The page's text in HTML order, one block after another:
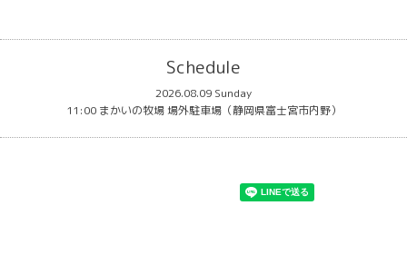
Schedule
2026.08.09 Sunday
11:00 まかいの牧場 場外駐車場（静岡県富士宮市内野）